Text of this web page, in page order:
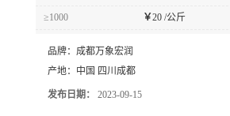
≥1000 ￥20 /公斤
品牌： 成都万象宏润
产地： 中国 四川成都
发布日期： 2023-09-15